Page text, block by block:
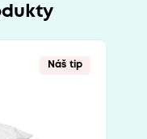
Náš tip